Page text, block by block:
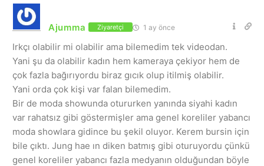
Ajumma Ziyaretçi 1 ay önce
Irkçı olabilir mi olabilir ama bilemedim tek videodan.
Yani şu da olabilir kadın hem kameraya çekiyor hem de
çok fazla bağırıyordu biraz gıcık olup itilmiş olabilir.
Yani orda çok kişi var falan bilemedim.
Bir de moda showunda otururken yanında siyahi kadın
var rahatsız gibi göstermişler ama genel koreliler yabancı
moda showlara gidince bu şekil oluyor. Kerem bursin için
bile çıktı. Jung hae ın diken batmış gibi oturuyordu çünkü
genel koreliler yabancı fazla medyanın olduğundan böyle